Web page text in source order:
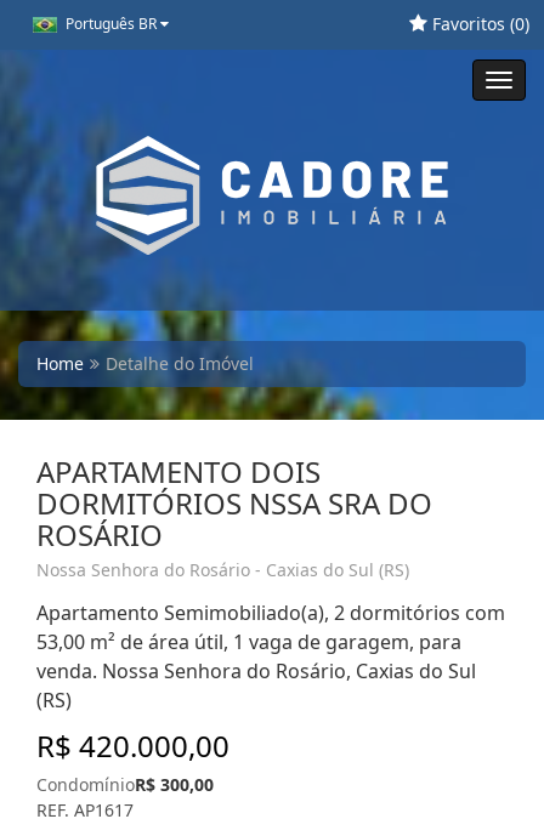
Português BR Favoritos (0)
Home Detalhe do Imóvel
APARTAMENTO DOIS
DORMITÓRIOS NSSA SRA DO
ROSÁRIO
Nossa Senhora do Rosário - Caxias do Sul (RS)
Apartamento Semimobiliado(a), 2 dormitórios com
53,00 m² de área útil, 1 vaga de garagem, para
venda. Nossa Senhora do Rosário, Caxias do Sul
(RS)
R$ 420.000,00
CondomínioR$ 300,00
REF. AP1617